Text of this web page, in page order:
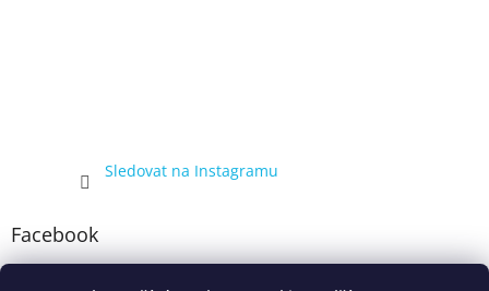
Sledovat na Instagramu
Facebook